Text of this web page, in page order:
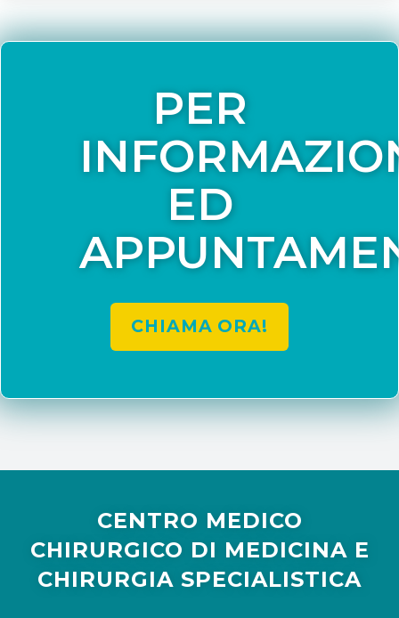
PER
ED
CHIAMA ORA!
CENTRO MEDICO
CHIRURGICO DI MEDICINA E
CHIRURGIA SPECIALISTICA